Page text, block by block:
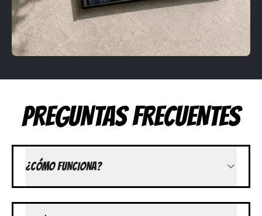
PREGUNTAS FRECUENTES
¿CÓMO FUNCIONA?